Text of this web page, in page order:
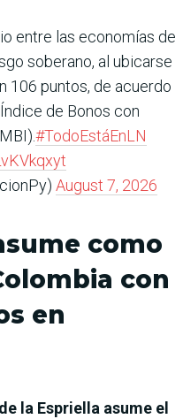
entre las economías de
soberano, al ubicarse
106 puntos, de acuerdo
de Bonos con
#TodoEstáEnLN
August 7, 2026
como
con
en
la Espriella asume el